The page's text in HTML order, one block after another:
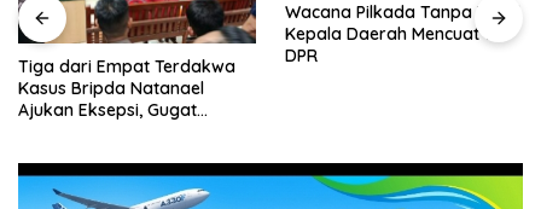
Tiga dari Empat Terdakwa
Kasus Bripda Natanael
Ajukan Eksepsi, Gugat
Wacana Pilkada Tanpa Wakil
Kepala Daerah Mencuat di
DPR